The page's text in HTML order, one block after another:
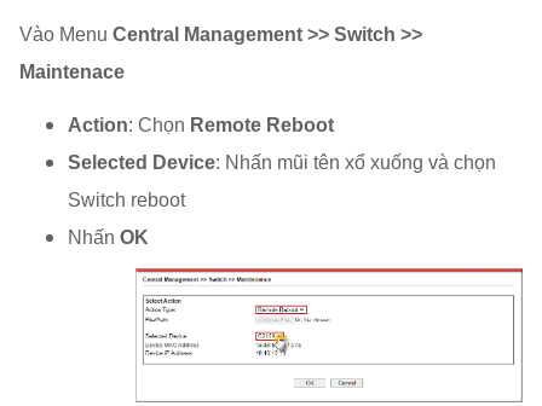
Vào Menu Central Management >> Switch >>
Maintenace
Action: Chọn Remote Reboot
Selected Device: Nhấn mũi tên xổ xuống và chọn
Switch reboot
Nhấn OK